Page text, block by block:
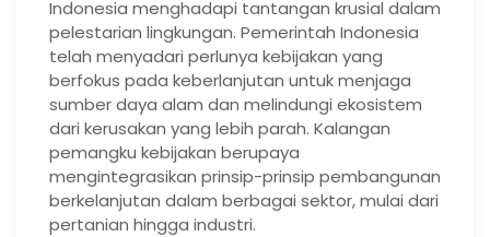
Indonesia menghadapi tantangan krusial dalam
pelestarian lingkungan. Pemerintah Indonesia
telah menyadari perlunya kebijakan yang
berfokus pada keberlanjutan untuk menjaga
sumber daya alam dan melindungi ekosistem
dari kerusakan yang lebih parah. Kalangan
pemangku kebijakan berupaya
mengintegrasikan prinsip-prinsip pembangunan
berkelanjutan dalam berbagai sektor, mulai dari
pertanian hingga industri.